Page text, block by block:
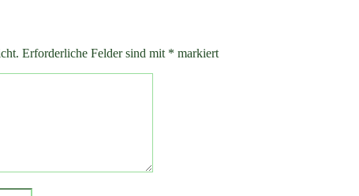
Erforderliche Felder sind mit * markiert